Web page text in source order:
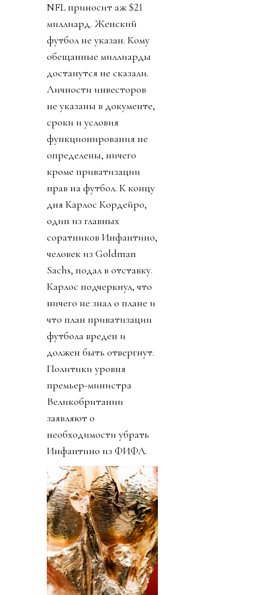
NFL приносит аж $21
миллиард. Женский
футбол не указан. Кому
обещанные миллиарды
достанутся не сказали.
Личности инвесторов
не указаны в документе,
сроки и условия
функционирования не
определены, ничего
кроме приватизации
прав на футбол. К концу
дня Карлос Кордейро,
один из главных
соратников Инфантино,
человек из Goldman
Sachs, подал в отставку.
Карлос подчеркнул, что
ничего не знал о плане и
что план приватизации
футбола вреден и
должен быть отвергнут.
Политики уровня
премьер-министра
Великобритании
заявляют о
необходимости убрать
Инфантино из ФИФА.